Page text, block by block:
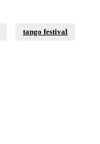
tango festival